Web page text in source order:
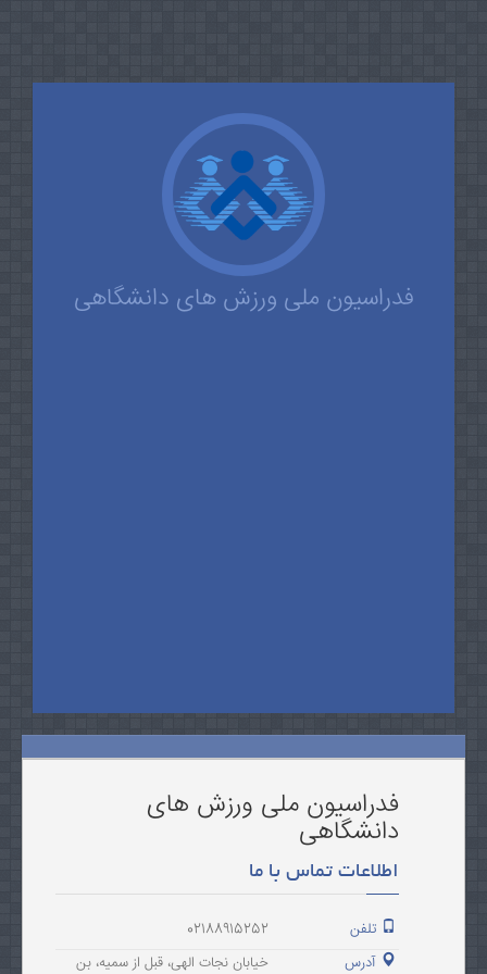
فدراسیون ملی ورزش های دانشگاهی
فدراسیون ملی ورزش های
دانشگاهی
اطلاعات تماس با ما
تلفن
02188915252
آدرس
خیابان نجات الهی، قبل از سمیه، بن